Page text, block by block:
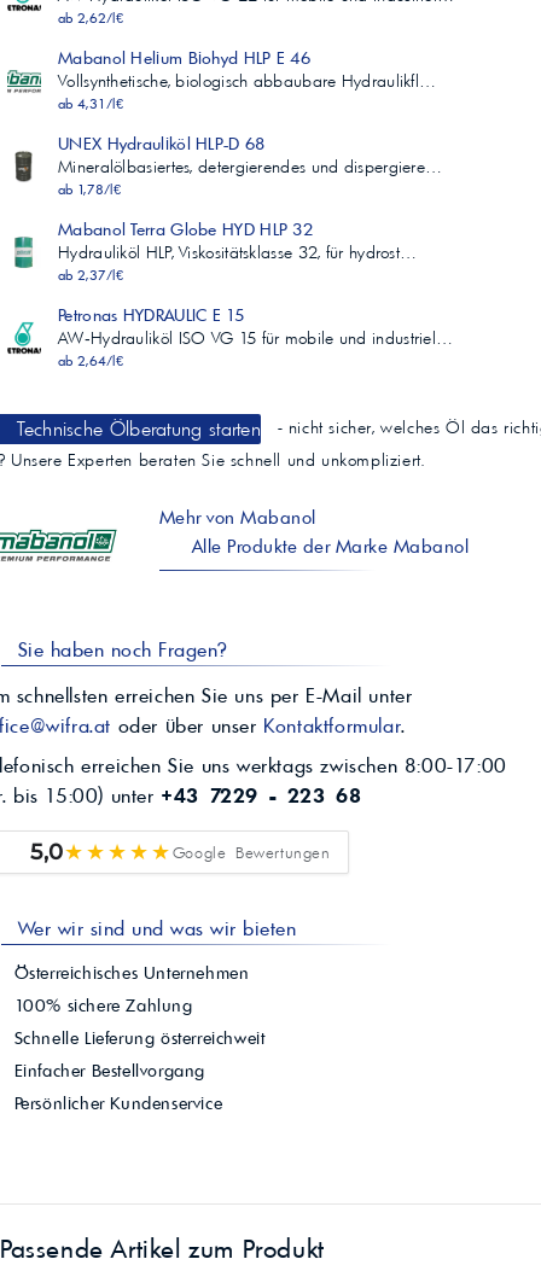
ab 2,62/l€
Mabanol Helium Biohyd HLP E 46
Vollsynthetische, biologisch abbaubare Hydraulikfl…
ab 4,31/l€
UNEX Hydrauliköl HLP-D 68
Mineralölbasiertes, detergierendes und dispergiere…
ab 1,78/l€
Mabanol Terra Globe HYD HLP 32
Hydrauliköl HLP, Viskositätsklasse 32, für hydrost…
ab 2,37/l€
Petronas HYDRAULIC E 15
AW‑Hydrauliköl ISO VG 15 für mobile und industriel…
ab 2,64/l€
Technische Ölberatung starten
- nicht sicher, welches Öl das
Unsere Experten beraten Sie schnell und unkompliziert.
Mehr von Mabanol
Alle Produkte der Marke Mabanol
Sie haben noch Fragen?
schnellsten erreichen Sie uns per E-Mail unter
oder über unser Kontaktformular.
erreichen Sie uns werktags zwischen 8:00-17:00
bis 15:00) unter +43 7229 - 223 68
5,0★★★★★Google Bewertungen
Wer wir sind und was wir bieten
Österreichisches Unternehmen
100% sichere Zahlung
Schnelle Lieferung österreichweit
Einfacher Bestellvorgang
Persönlicher Kundenservice
Passende Artikel zum Produkt